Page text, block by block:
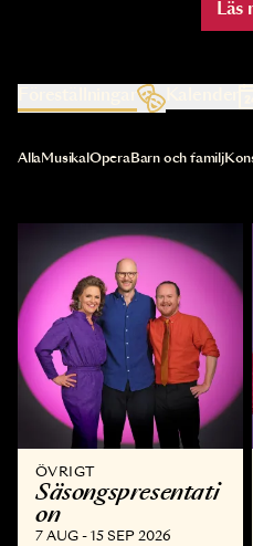
Läs
Kalender
Val av kategori uppdaterar innehållet
AllaMusikal OperaBarn och familj
ÖVRIGT
Säsongspresentati
on
7 AUG - 15 SEP 2026